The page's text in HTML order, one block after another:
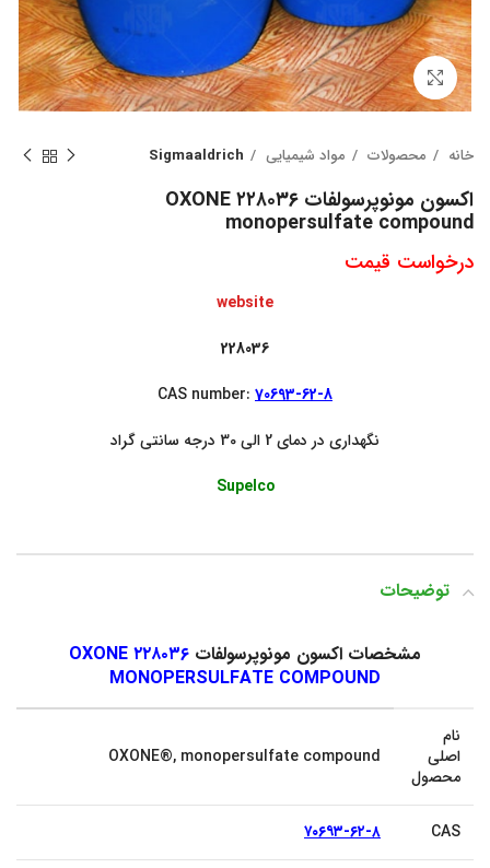
بزرگنمایی تصویر
خانه محصولات مواد شیمیایی Sigmaaldrich
اکسون مونوپرسولفات ۲۲۸۰۳۶ OXONE
monopersulfate compound
درخواست قیمت
website
228036
CAS number: 70693-62-8
نگهداری در دمای 2 الی 30 درجه سانتی گراد
Supelco
توضیحات
مشخصات اکسون مونوپرسولفات
۲۲۸۰۳۶ OXONE
MONOPERSULFATE COMPOUND
نام
اصلی
محصول
OXONE®, monopersulfate compound
CAS ۷۰۶۹۳-۶۲-۸